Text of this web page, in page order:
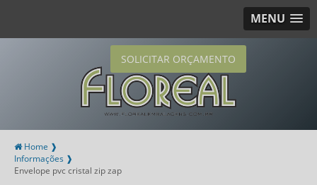
MENU
SOLICITAR ORÇAMENTO
Home ❱
Informações ❱
Envelope pvc cristal zip zap